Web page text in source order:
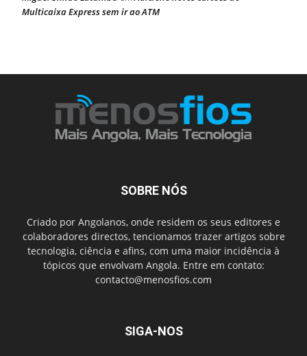
Multicaixa Express sem ir ao ATM
SOBRE NÓS
Criado por Angolanos, onde residem os seus editores e
colaboradores directos, tencionamos trazer artigos sobre
tecnologia, ciência e afins, com uma maior incidência à
tópicos que envolvam Angola. Entre em contato:
contacto@menosfios.com
SIGA-NOS